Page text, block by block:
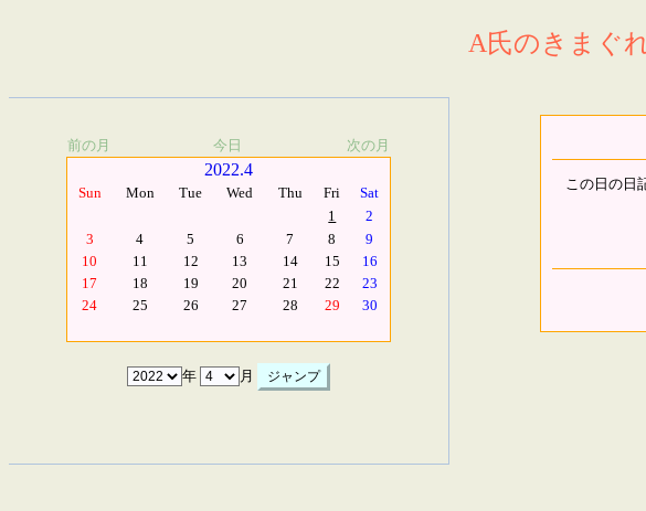
A氏のきまぐ
前の月 今日 次の月
2022.4
Sun Mon Tue Wed Thu Fri
Sat
1
2
3
4 5 6 7 8
9
10
11 12 13 14 15
16
17
18 19 20 21 22
23
24
25 26 27 28 29 30
年 月
この日の日